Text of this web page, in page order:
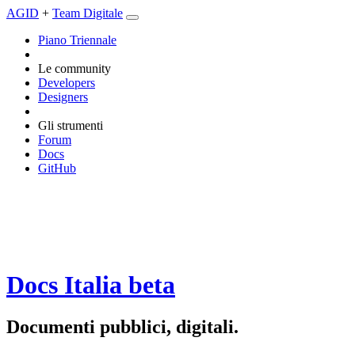
AGID + Team Digitale
Piano Triennale
Le community
Developers
Designers
Gli strumenti
Forum
Docs
GitHub
Docs Italia beta
Documenti pubblici, digitali.